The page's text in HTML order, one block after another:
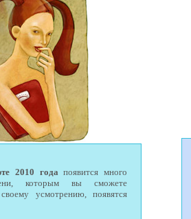
2010 года появится много
которым вы сможете
усмотрению, появятся